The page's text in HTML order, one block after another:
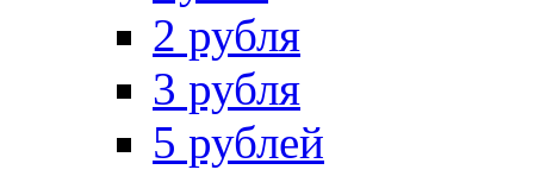
2 рубля
3 рубля
5 рублей